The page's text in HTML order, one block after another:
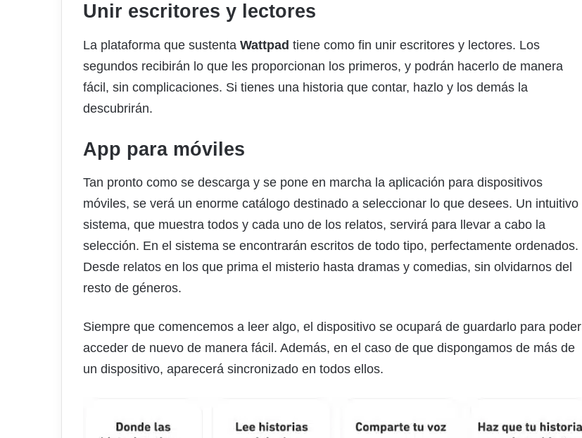
Unir escritores y lectores
La plataforma que sustenta Wattpad tiene como fin unir escritores y lectores. Los
segundos recibirán lo que les proporcionan los primeros, y podrán hacerlo de manera
fácil, sin complicaciones. Si tienes una historia que contar, hazlo y los demás la
descubrirán.
App para móviles
Tan pronto como se descarga y se pone en marcha la aplicación para dispositivos
móviles, se verá un enorme catálogo destinado a seleccionar lo que desees. Un intuitivo
sistema, que muestra todos y cada uno de los relatos, servirá para llevar a cabo la
selección. En el sistema se encontrarán escritos de todo tipo, perfectamente ordenados.
Desde relatos en los que prima el misterio hasta dramas y comedias, sin olvidarnos del
resto de géneros.
Siempre que comencemos a leer algo, el dispositivo se ocupará de guardarlo para poder
acceder de nuevo de manera fácil. Además, en el caso de que dispongamos de más de
un dispositivo, aparecerá sincronizado en todos ellos.